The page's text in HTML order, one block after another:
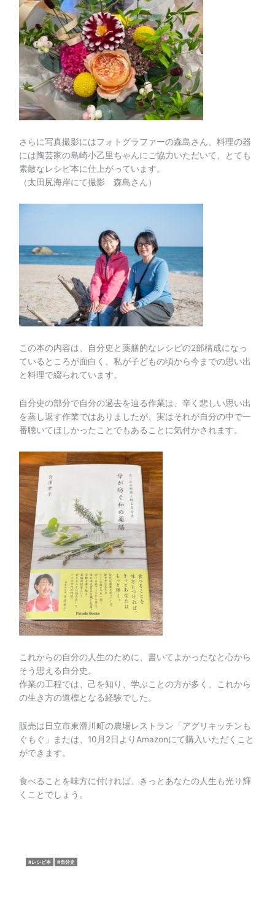
さらに写真撮影にはフォトグラファーの森島さん、料理の器
には陶芸家の島崎小乙里ちゃんにご協力いただいて、とても
素敵なレシピ本に仕上がっています。
（太田尻海岸にて撮影 森島さん）
この本の内容は、自分史と薬膳的なレシピの2部構成になっ
ているところが面白く、私が子どもの頃から今までの思い出
と料理で綴られています。
自分史の部分で自分の過去を辿る作業は、辛く悲しい思い出
を蒸し返す作業ではありましたが、実はそれが自分の中で一
番聴いてほしかったことでもあることに気付かされます。
これからの自分の人生のために、書いてよかったなと心から
そう思える自分史。
作業の工程では、己を知り、学ぶことの方が多く、これから
の生き方の道標となる経験でした。
販売は日立市東滑川町の農場レストラン「アグリキッチンも
ぐもぐ」または、10月2日よりAmazonにて購入いただくこと
ができます。
食べることを味方に付ければ、きっとあなたの人生も光り輝
くことでしょう。
レシピ本 自分史